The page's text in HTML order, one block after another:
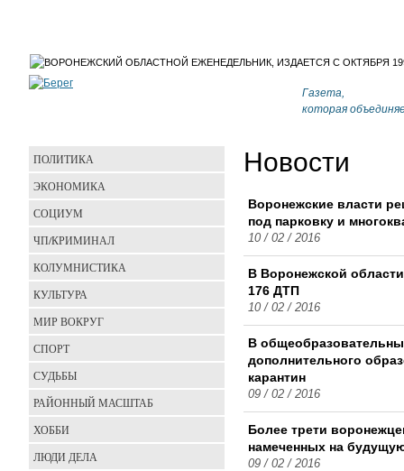
Газета,
которая
Новости
Воронежские власти
под парковку и
10 / 02 / 2016
В Воронежской
176 ДТП
10 / 02 / 2016
В
дополнительного
карантин
09 / 02 / 2016
Более трети
намеченных на
09 / 02 / 2016
ПОЛИТИКА
ЭКОНОМИКА
СОЦИУМ
ЧП/КРИМИНАЛ
КОЛУМНИСТИКА
КУЛЬТУРА
МИР ВОКРУГ
СПОРТ
СУДЬБЫ
РАЙОННЫЙ МАСШТАБ
ХОББИ
ЛЮДИ ДЕЛА